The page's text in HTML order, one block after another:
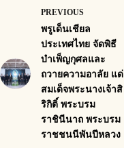
PREVIOUS
พรูเด็นเชียล
ประเทศไทย จัดพิธี
บำเพ็ญกุศลและ
ถวายความอาลัย แด่
สมเด็จพระนางเจ้าสิ
ริกิติ์ พระบรม
ราชินีนาถ พระบรม
ราชชนนีพันปีหลวง